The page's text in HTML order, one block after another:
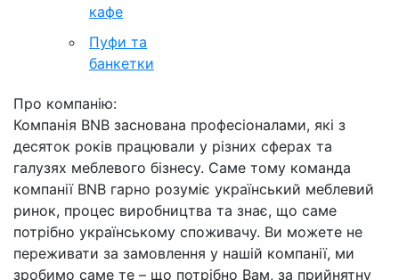
кафе
Пуфи та
банкетки
Про компанію:
Компанія BNB заснована професіоналами, які з
десяток років працювали у різних сферах та
галузях меблевого бізнесу. Саме тому команда
компанії BNB гарно розуміє український меблевий
ринок, процес виробництва та знає, що саме
потрібно українському споживачу. Ви можете не
переживати за замовлення у нашій компанії, ми
зробимо саме те – що потрібно Вам, за прийнятну